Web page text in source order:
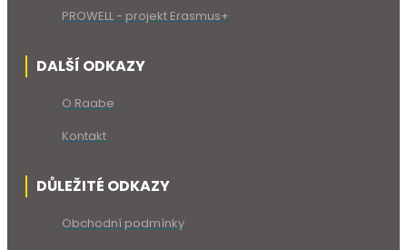
PROWELL - projekt Erasmus+
DALŠÍ ODKAZY
O Raabe
Kontakt
DŮLEŽITÉ ODKAZY
Obchodní podmínky